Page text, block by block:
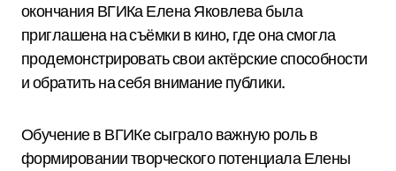
окончания ВГИКа Елена Яковлева была
приглашена на съёмки в кино, где она смогла
продемонстрировать свои актёрские способности
и обратить на себя внимание публики.
Обучение в ВГИКе сыграло важную роль в
формировании творческого потенциала Елены